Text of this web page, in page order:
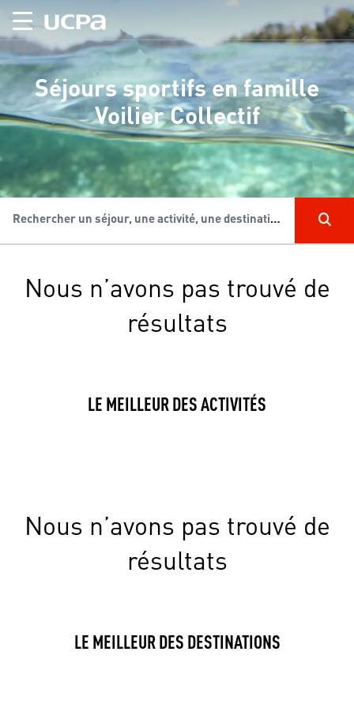
Séjours sportifs en famille
Voilier Collectif
Rechercher un séjour, une activité, une destination...
Nous n’avons pas trouvé de
résultats
LE MEILLEUR DES ACTIVITÉS
Nous n’avons pas trouvé de
résultats
LE MEILLEUR DES DESTINATIONS